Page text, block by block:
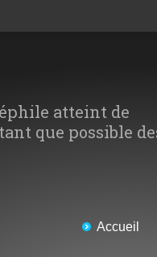
atteint de
que possible
Accueil